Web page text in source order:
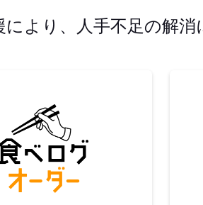
より、人手不足の解